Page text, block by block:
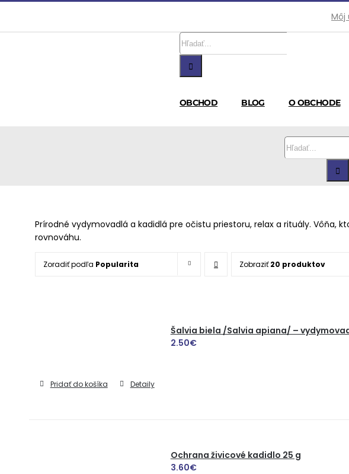
Môj
Hľadať:
OBCHOD BLOG O OBCHODE
Hľadať:
Prírodné vydymovadlá a kadidlá pre očistu priestoru, relax a rituály. Vôňa,
rovnováhu.
Zoradiť podľa Popularita Zobraziť20 produktov
Šalvia biela /Salvia apiana/ –
2.50€
Pridať do košíka Detaily
Ochrana živicové kadidlo 25 g
3.60€